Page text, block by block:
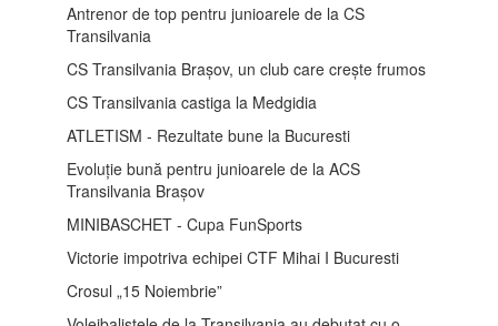
Antrenor de top pentru junioarele de la CS
Transilvania
CS Transilvania Brașov, un club care crește frumos
CS Transilvania castiga la Medgidia
ATLETISM - Rezultate bune la Bucuresti
Evoluție bună pentru junioarele de la ACS
Transilvania Brașov
MINIBASCHET - Cupa FunSports
Victorie impotriva echipei CTF Mihai I Bucuresti
Crosul „15 Noiembrie”